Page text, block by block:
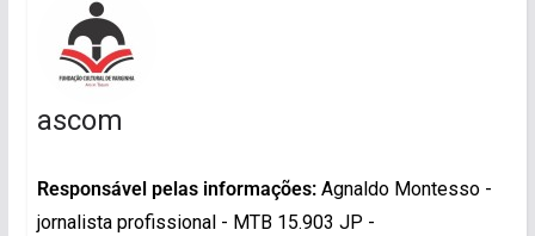
ascom
Responsável pelas informações:Agnaldo Montesso -
jornalista profissional - MTB 15.903 JP -